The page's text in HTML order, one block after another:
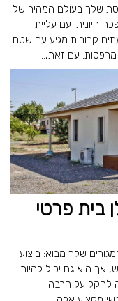
שלך בעולם המהיר של
חיונית. עם עליית
קרובות מגיע עם שטח
מרפסות. עם זאת,...
בית פרטי
שלך מבוא: ביצוע
אך הוא גם יכול להיות
להקל על הרבה